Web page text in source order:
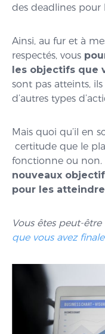
des deadlines pour
Ainsi, au fur et à
respectés, vous
les objectifs que
sont pas atteints,
d’autres types
Mais quoi qu’il en
certitude que le
fonctionne ou non.
nouveaux
pour les
Vous êtes peut-être
que vous avez